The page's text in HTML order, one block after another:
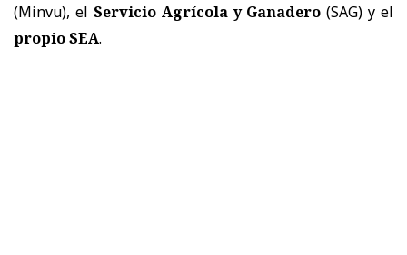
(Minvu), el Servicio Agrícola y Ganadero (SAG) y el
propio SEA.